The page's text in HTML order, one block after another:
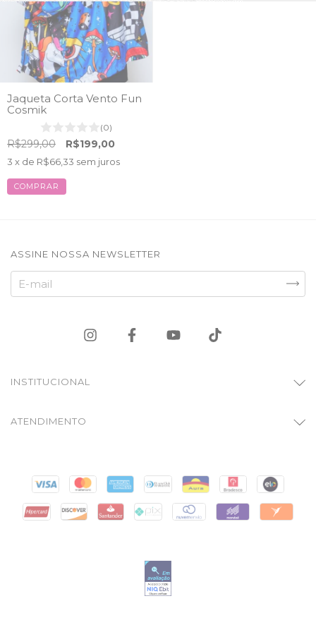
Jaqueta Corta Vento Fun
Cosmik
(0)
R$299,00 R$199,00
3 x de R$66,33 sem juros
COMPRAR
ASSINE NOSSA NEWSLETTER
INSTITUCIONAL
ATENDIMENTO